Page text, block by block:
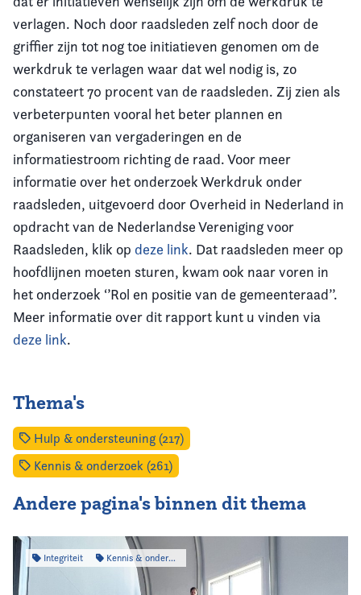
verlagen. Noch door raadsleden zelf noch door de
griffier zijn tot nog toe initiatieven genomen om de
werkdruk te verlagen waar dat wel nodig is, zo
constateert 70 procent van de raadsleden. Zij zien als
verbeterpunten vooral het beter plannen en
organiseren van vergaderingen en de
informatiestroom richting de raad. Voor meer
informatie over het onderzoek Werkdruk onder
raadsleden, uitgevoerd door Overheid in Nederland in
opdracht van de Nederlandse Vereniging voor
Raadsleden, klik op deze link. Dat raadsleden meer op
hoofdlijnen moeten sturen, kwam ook naar voren in
het onderzoek ‘’Rol en positie van de gemeenteraad’’.
Meer informatie over dit rapport kunt u vinden via
deze link.
Thema's
Hulp & ondersteuning (217)
Kennis & onderzoek (261)
Andere pagina's binnen dit thema
Integriteit Kennis & onderzoek